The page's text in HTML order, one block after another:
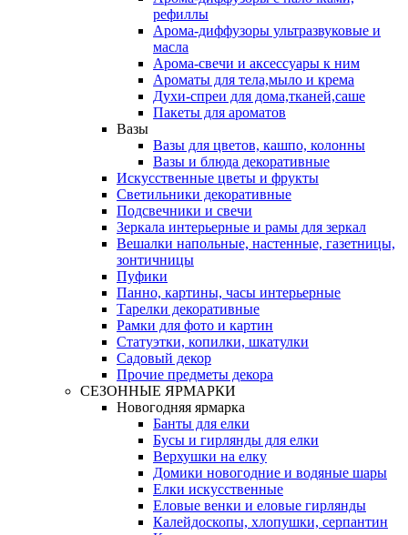
рефиллы
Арома-диффузоры ультразвуковые и
масла
Арома-свечи и аксессуары к ним
Ароматы для тела,мыло и крема
Духи-спреи для дома,тканей,саше
Пакеты для ароматов
Вазы
Вазы для цветов, кашпо, колонны
Вазы и блюда декоративные
Искусственные цветы и фрукты
Светильники декоративные
Подсвечники и свечи
Зеркала интерьерные и рамы для зеркал
Вешалки напольные, настенные, газетницы,
зонтичницы
Пуфики
Панно, картины, часы интерьерные
Тарелки декоративные
Рамки для фото и картин
Статуэтки, копилки, шкатулки
Садовый декор
Прочие предметы декора
СЕЗОННЫЕ ЯРМАРКИ
Новогодняя ярмарка
Банты для елки
Бусы и гирлянды для елки
Верхушки на елку
Домики новогодние и водяные шары
Елки искусственные
Еловые венки и еловые гирлянды
Калейдоскопы, хлопушки, серпантин